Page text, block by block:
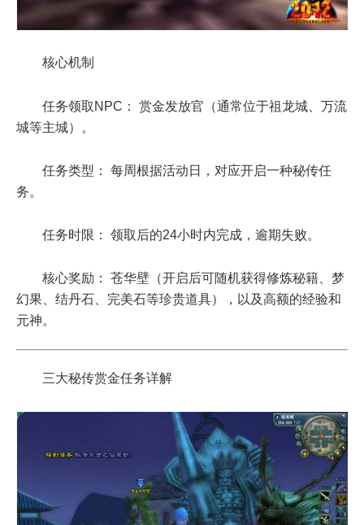
核心机制
任务领取NPC： 赏金发放官（通常位于祖龙城、万流
城等主城）。
任务类型： 每周根据活动日，对应开启一种秘传任
务。
任务时限： 领取后的24小时内完成，逾期失败。
核心奖励： 苍华壁（开启后可随机获得修炼秘籍、梦
幻果、结丹石、完美石等珍贵道具），以及高额的经验和
元神。
三大秘传赏金任务详解